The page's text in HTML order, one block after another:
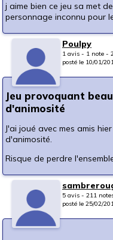
j aime bien ce jeu sa met
personnage inconnu pour
Poulpy
1 avis - 1 note -
posté le 10/01/
Jeu provoquant
d'animosité
J'ai joué avec mes amis
d'animosité.
Risque de perdre
5 avis - 211
posté le 25/02/